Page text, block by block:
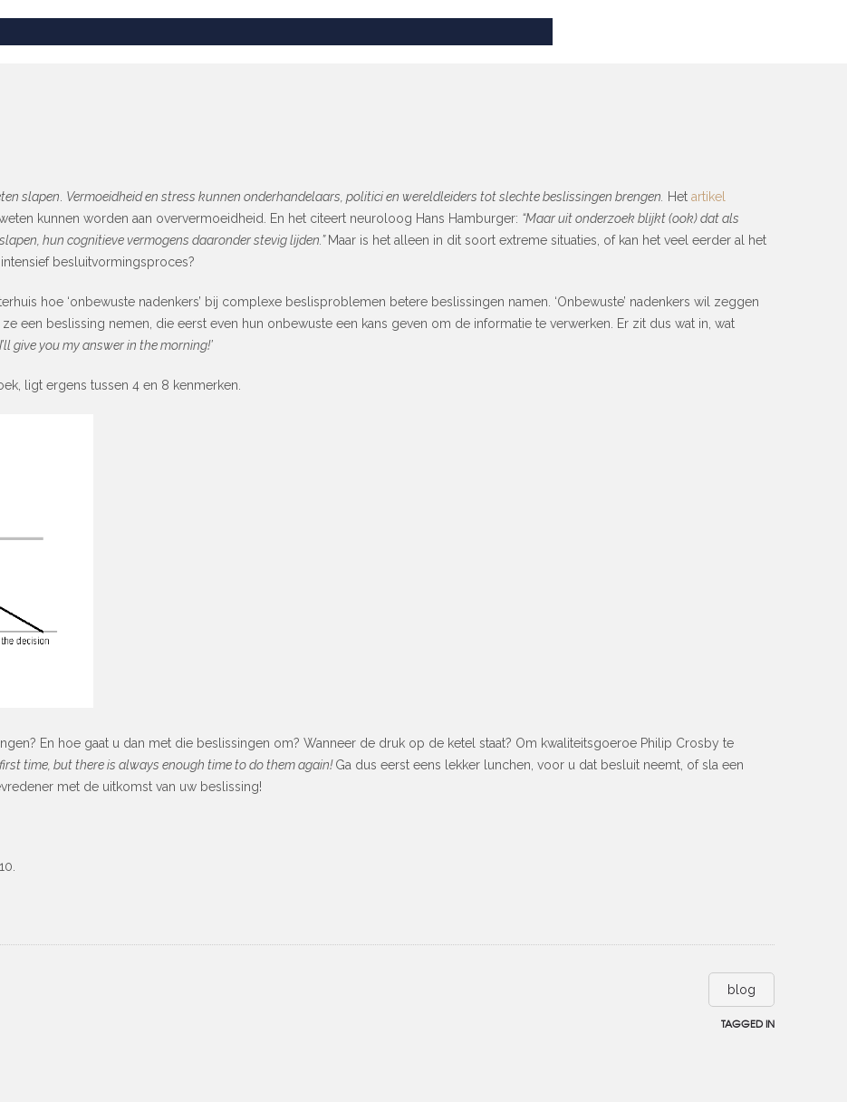
slapen Vermoeidheid en stress kunnen onderhandelaars, politici en wereldleiders tot slechte beslissingen brengen. Het artikel
kunnen worden aan oververmoeidheid. En het citeert neuroloog Hans Hamburger: “Maar uit onderzoek blijkt (ook) dat als
hun cognitieve vermogens daaronder stevig lijden.” Maar is het alleen in dit soort extreme situaties, of kan het veel eerder al het
besluitvormingsproces?
hoe ‘onbewuste nadenkers’ bij complexe beslisproblemen betere beslissingen namen. ‘Onbewuste’ nadenkers wil zeggen
een beslissing nemen, die eerst even hun onbewuste een kans geven om de informatie te verwerken. Er zit dus wat in, wat
give you my answer in the morning!’
ligt ergens tussen 4 en 8 kenmerken.
En hoe gaat u dan met die beslissingen om? Wanneer de druk op de ketel staat? Om kwaliteitsgoeroe Philip Crosby te
time, but there is always enough time to do them again!Ga dus eerst eens lekker lunchen, voor u dat besluit neemt, of sla een
met de uitkomst van uw beslissing!
blog
TAGGED IN